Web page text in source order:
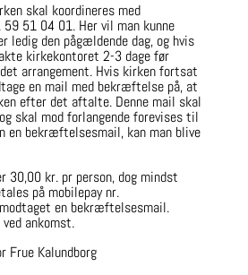
skal koordineres med
51 04 01. Her vil man kunne
ledig den pågældende dag, og hvis
kirkekontoret 2-3 dage før
arrangement. Hvis kirken fortsat
en mail med bekræftelse på, at
efter det aftalte. Denne mail skal
skal mod forlangende forevises til
en bekræftelsesmail, kan man blive
30,00 kr. pr person, dog mindst
på mobilepay nr.
en bekræftelsesmail.
ankomst.
Frue Kalundborg